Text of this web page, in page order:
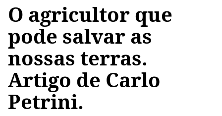
O agricultor que
pode salvar as
nossas terras.
Artigo de Carlo
Petrini.